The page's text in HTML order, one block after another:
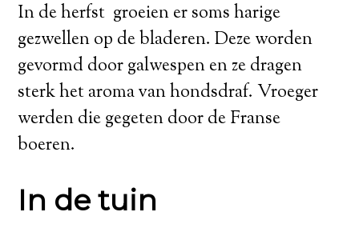
In de herfst groeien er soms harige
gezwellen op de bladeren. Deze worden
gevormd door galwespen en ze dragen
sterk het aroma van hondsdraf. Vroeger
werden die gegeten door de Franse
boeren.
In de tuin